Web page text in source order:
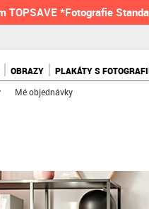
TOPSAVE *Fotografie
OBRAZY PLAKÁTY S
Mé objednávky